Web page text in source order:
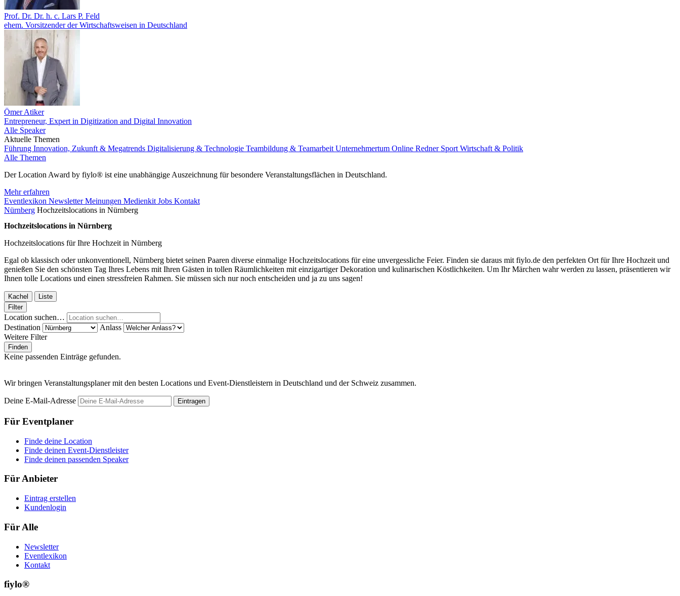
Prof. Dr. Dr. h. c. Lars P. Feld
ehem. Vorsitzender der Wirtschaftsweisen in Deutschland
Ömer Atiker
Entrepreneur, Expert in Digitization and Digital Innovation
Alle Speaker
Aktuelle Themen
Führung Innovation, Zukunft & Megatrends Digitalisierung & Technologie Teambildung & Teamarbeit Unternehmertum Online Redner Sport Wirtschaft & Politik
Alle Themen
Der Location Award by fiylo® ist eine unabhängige Auszeichnung für besondere Veranstaltungsflächen in Deutschland.
Mehr erfahren
Eventlexikon NewsletterMeinungen Medienkit Jobs Kontakt
Nürnberg Hochzeitslocations in Nürnberg
Hochzeitslocations in Nürnberg
Hochzeitslocations für Ihre Hochzeit in Nürnberg
Egal ob klassisch oder unkonventionell, Nürnberg bietet seinen Paaren diverse einmalige Hochzeitslocations für eine unvergessliche Feier. Finden sie daraus mit fiylo.de den perfekten Ort für Ihre Hochzeit und
genießen Sie den schönsten Tag Ihres Lebens mit Ihren Gästen in tollen Räumlichkeiten mit einzigartiger Dekoration und kulinarischen Köstlichkeiten. Um Ihr Märchen wahr werden zu lassen, präsentieren wir
Ihnen tolle Locations und einen stressfreien Rahmen. Sie müssen sich nur noch entscheiden und ja zu uns sagen!
Kachel
Liste
Filter
Location suchen…
Destination
Anlass
Weitere Filter
Finden
Keine passenden Einträge gefunden.
Wir bringen Veranstaltungsplaner mit den besten Locations und Event-Dienstleistern in Deutschland und der Schweiz zusammen.
Deine E-Mail-Adresse Eintragen
Für Eventplaner
Finde deine Location
Finde deinen Event-Dienstleister
Finde deinen passenden Speaker
Für Anbieter
Eintrag erstellen
Kundenlogin
Für Alle
Newsletter
Eventlexikon
Kontakt
fiylo®